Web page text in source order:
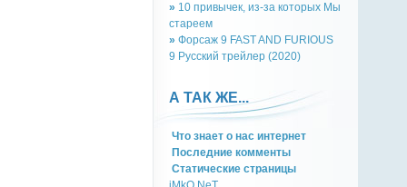
» 10 привычек, из-за которых Мы
стареем
» Форсаж 9 FAST AND FURIOUS
9 Русский трейлер (2020)
А ТАК ЖЕ...
Что знает о нас интернет
Последние комменты
Cтатическиe страницы